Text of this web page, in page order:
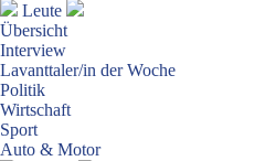
Leute
Übersicht
Interview
Lavanttaler/in der Woche
Politik
Wirtschaft
Sport
Auto & Motor